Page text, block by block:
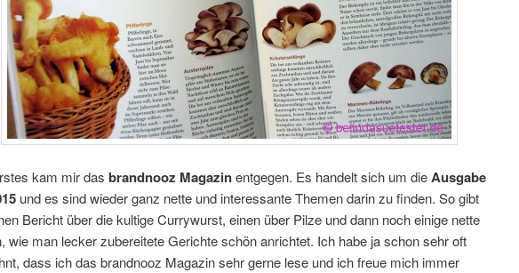
kam mir das brandnooz Magazinentgegen. Es handelt sich um dieAusgabe
und es sind wieder ganz nette und interessante Themen darin zu finden. So gibt
Bericht über die kultige Currywurst, einen über Pilze und dann noch einige nette
wie man lecker zubereitete Gerichte schön anrichtet. Ich habe ja schon sehr oft
dass ich das brandnooz Magazin sehr gerne lese und ich freue mich immer